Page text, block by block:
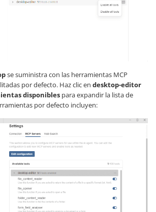
se suministra con las herramientas MCP
por defecto. Haz clic en desktop-editor
disponibles para expandir la lista de
por defecto incluyen: